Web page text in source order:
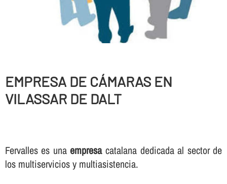
EMPRESA DE CÁMARAS EN
VILASSAR DE DALT
Fervalles es unaempresacatalana dedicada al sector de
los multiservicios y multiasistencia.